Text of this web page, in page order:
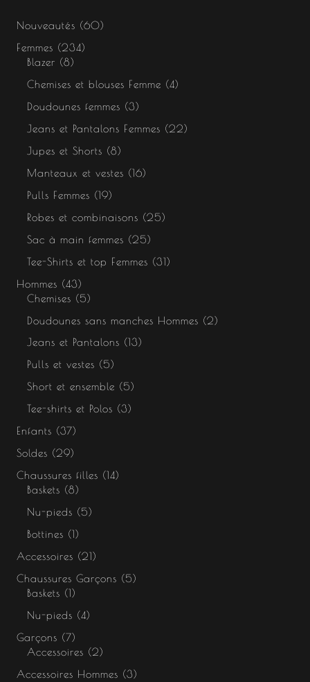
Nouveautés
60
Femmes
234
Blazer
8
Chemises et blouses Femme
4
Doudounes femmes
3
Jeans et Pantalons Femmes
22
Jupes et Shorts
8
Manteaux et vestes
16
Pulls Femmes
19
Robes et combinaisons
25
Sac à main femmes
25
Tee-Shirts et top Femmes
31
Hommes
43
Chemises
5
Doudounes sans manches Hommes
2
Jeans et Pantalons
13
Pulls et vestes
5
Short et ensemble
5
Tee-shirts et Polos
3
Enfants
37
Soldes
29
Chaussures filles
14
Baskets
8
Nu-pieds
5
Bottines
1
Accessoires
21
Chaussures Garçons
5
Baskets
1
Nu-pieds
4
Garçons
7
Accessoires
2
Accessoires Hommes
3